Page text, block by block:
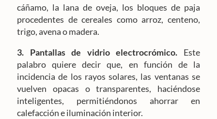
cáñamo, la lana de oveja, los bloques de paja
procedentes de cereales como arroz, centeno,
trigo, avena o madera.
3. Pantallas de vidrio electrocrómico. Este
palabro quiere decir que, en función de la
incidencia de los rayos solares, las ventanas se
vuelven opacas o transparentes, haciéndose
inteligentes, permitiéndonos ahorrar en
calefacción e iluminación interior.